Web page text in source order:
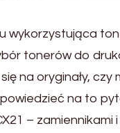
wykorzystująca
tonerów do
na oryginały,
na to
– zamiennikami